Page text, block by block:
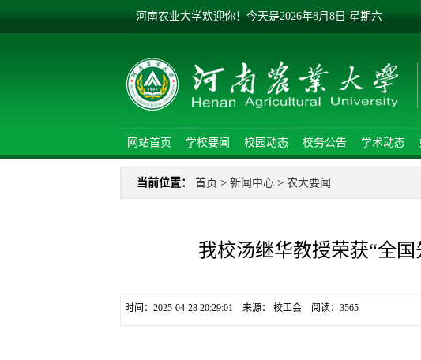
河南农业大学欢迎你！ 今天是2026年8月8日 星期六
网站首页 学校要闻 校园动态 校务公告 学术动态
当前位置： 首页 > 新闻中心 > 农大要闻
我校汤继华教授荣获“全
时间：2025-04-28 20:29:01 来源： 校工会 阅读： 3565